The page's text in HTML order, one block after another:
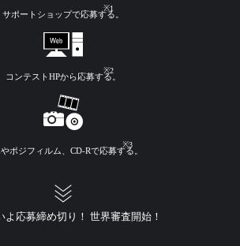
サポートショップで応募する。
※1
コンテストHPから応募する。
※2
ポジフィルム、 CD-Rで応募する。
※3
よ応募締め切り！ 世界審査開始！